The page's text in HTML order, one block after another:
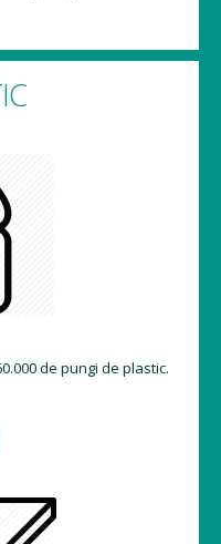
de pungi de plastic.